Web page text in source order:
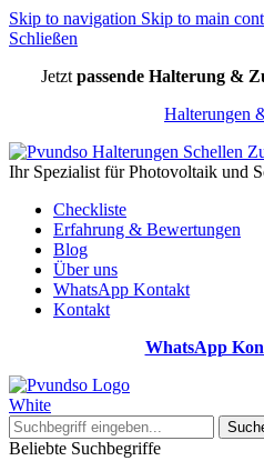
Skip to navigation Skip to main
Schließen
Jetzt passende Halterung &
Halterungen
Ihr Spezialist für Photovoltaik und
Checkliste
Erfahrung & Bewertungen
Blog
Über uns
WhatsApp Kontakt
Kontakt
WhatsApp
Beliebte Suchbegriffe